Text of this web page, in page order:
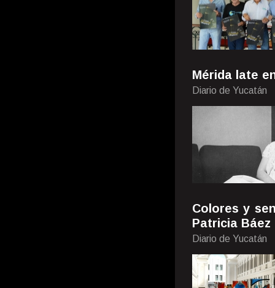
Mérida late
Diario de Yucatán
Colores y
Patricia Báez
Diario de Yucatán